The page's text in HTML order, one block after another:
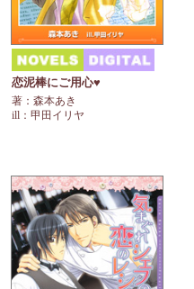
恋泥棒にご用心♥
著：森本あき
ill：甲田イリヤ